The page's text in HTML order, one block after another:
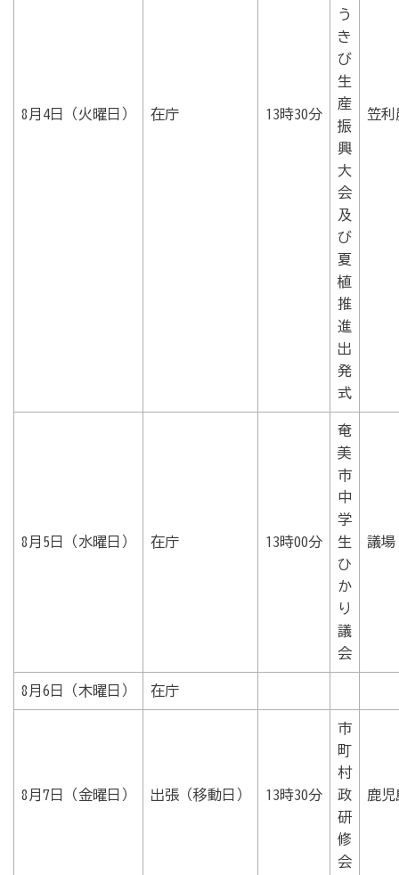
8月4日（火曜日） 在庁 13時30分
う
き
び
生
産
振
興
大
会
及
び
夏
植
推
進
出
発
式
笠利
8月5日（水曜日） 在庁 13時00分
奄
美
市
中
学
生
ひ
か
り
議
会
議場
8月6日（木曜日） 在庁
8月7日（金曜日） 出張（移動日） 13時30分
市
町
村
政
研
修
会
鹿児